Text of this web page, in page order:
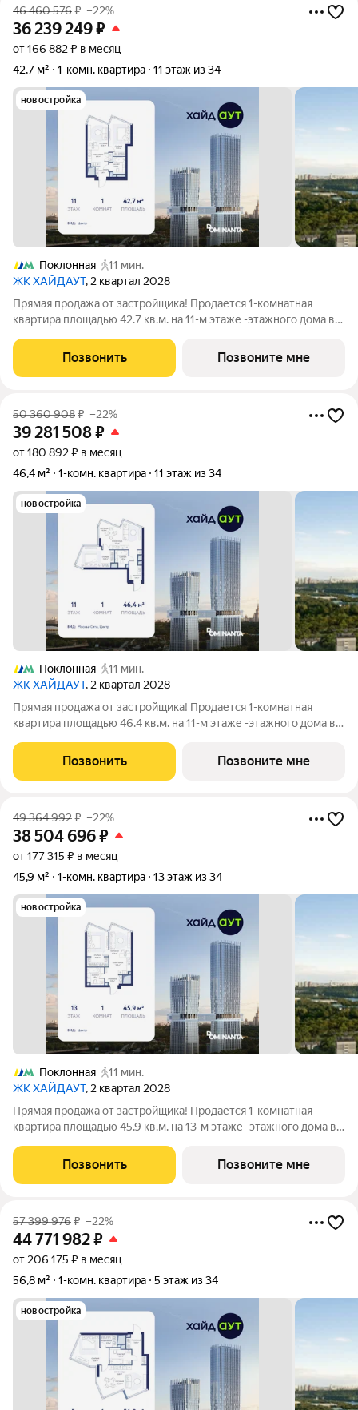
46 460 576₽ –22%
36 239 249₽
от 166 882 ₽ в месяц
42,7 м²
1-комн. квартира 11 этаж из 34
новостройка
Поклонная
11 мин.
ЖК ХАЙДАУТ, 2 квартал 2028
Прямая продажа от застройщика! Продается 1-комнатная
квартира площадью 42.7 кв.м. на 11-м этаже -этажного дома в
Победы, Долина реки Сетунь, МГУ, Москва-Сити, Воробьевы
горы. Высота потолков 3,25 м.
Позвонить Позвоните мне
50 360 908₽ –22%
39 281 508₽
от 180 892 ₽ в месяц
46,4 м²
1-комн. квартира 11 этаж из 34
новостройка
Поклонная
11 мин.
ЖК ХАЙДАУТ, 2 квартал 2028
Прямая продажа от застройщика! Продается 1-комнатная
квартира площадью 46.4 кв.м. на 11-м этаже -этажного дома в
Победы, Долина реки Сетунь, МГУ, Москва-Сити, Воробьевы
горы. Высота потолков 3,25 м.
Позвонить Позвоните мне
49 364 992₽ –22%
38 504 696₽
от 177 315 ₽ в месяц
45,9 м²
1-комн. квартира 13 этаж из 34
новостройка
Поклонная
11 мин.
ЖК ХАЙДАУТ, 2 квартал 2028
Прямая продажа от застройщика! Продается 1-комнатная
квартира площадью 45.9 кв.м. на 13-м этаже -этажного дома в
Победы, Долина реки Сетунь, МГУ, Москва-Сити, Воробьевы
горы. Высота потолков 3,25 м.
Позвонить Позвоните мне
57 399 976₽ –22%
44 771 982₽
от 206 175 ₽ в месяц
56,8 м²
1-комн. квартира 5 этаж из 34
новостройка